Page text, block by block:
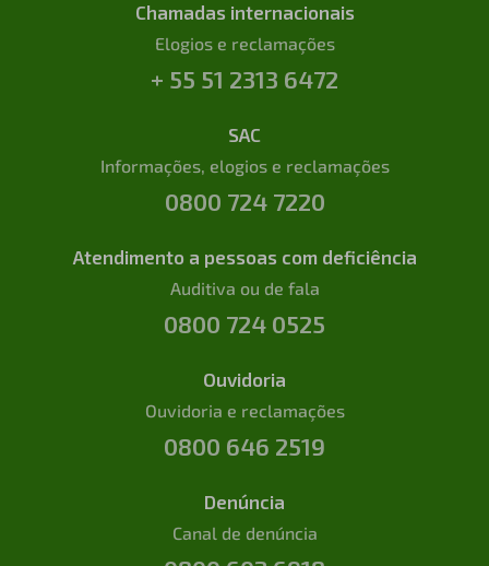
Chamadas internacionais
Elogios e reclamações
+ 55 51 2313 6472
SAC
Informações, elogios e reclamações
0800 724 7220
Atendimento a pessoas com deficiência
Auditiva ou de fala
0800 724 0525
Ouvidoria
Ouvidoria e reclamações
0800 646 2519
Denúncia
Canal de denúncia